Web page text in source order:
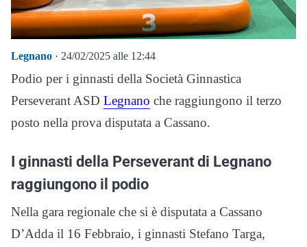
Legnano · 24/02/2025 alle 12:44
Podio per i ginnasti della Società Ginnastica
Perseverant ASD Legnano che raggiungono il terzo
posto nella prova disputata a Cassano.
I ginnasti della Perseverant di Legnano
raggiungono il podio
Nella gara regionale che si è disputata a Cassano
D’Adda il 16 Febbraio, i ginnasti Stefano Targa,